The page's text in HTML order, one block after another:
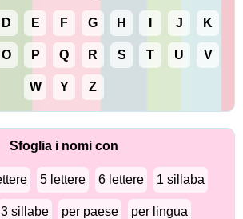
D E F G H J K
O P Q R S T U V
W Y Z
Sfoglia i nomi con
5 lettere 6 lettere 1 sillaba
3 sillabe per paese per lingua